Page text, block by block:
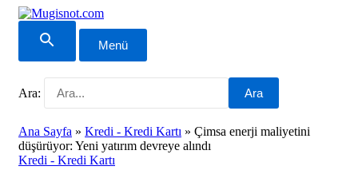
Menü
Ara: Ara
Ana Sayfa » Kredi - Kredi Kartı » Çimsa enerji maliyetini
düşürüyor: Yeni yatırım devreye alındı
Kredi - Kredi Kartı